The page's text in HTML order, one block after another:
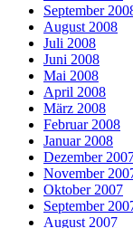
September
August 2008
Juli 2008
Juni 2008
Mai 2008
April 2008
März 2008
Februar 2008
Januar 2008
Dezember
November
Oktober 2007
September
August 2007